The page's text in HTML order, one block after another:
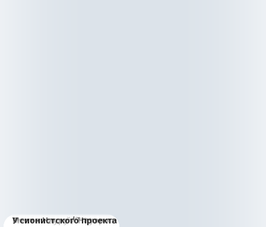
Киевская марионетка
В России назрели
Миграционный пожар
Россия начинает
Россия зимой 1904
Русская нация вчера и
Почему правый крах в
Место Науру / Науэро в
У сионистского проекта